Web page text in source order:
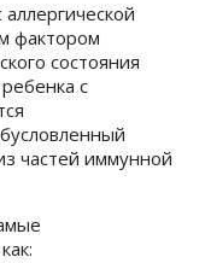
фактором
состояния
с
частей иммунной